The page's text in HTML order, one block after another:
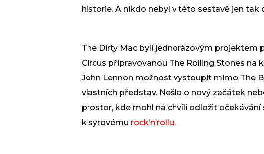
historie. A nikdo nebyl v této sestavě jen tak
The Dirty Mac byli jednorázovým projektem
Circus připravovanou The Rolling Stones na
John Lennon možnost vystoupit mimo The
vlastních představ. Nešlo o nový začátek
prostor, kde mohl na chvíli odložit
k syrovému rock’n’rollu.